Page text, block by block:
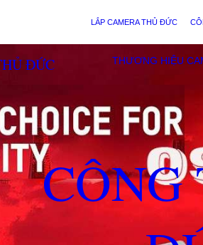
LẮP CAMERA THỦ ĐỨC
ĐỨC THƯƠNG HIỆU